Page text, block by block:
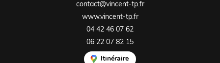
contact@vincent-tp.fr
www.vincent-tp.fr
04 42 46 07 62
06 22 07 82 15
Itinéraire